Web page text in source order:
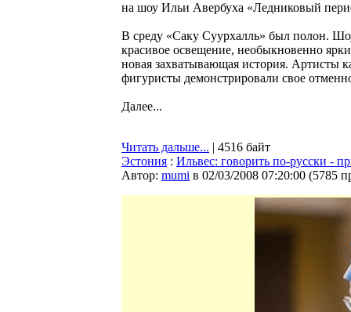
на шоу Ильи Авербуха «Ледниковый
В среду «Саку Суурхалль» был полон.
красивое освещение, необыкновенно
новая захватывающая история. Артисты
фигуристы демонстрировали свое
Далее...
Читать дальше... | 4516 байт
Эстония : Ильвес: говорить по-русски -
Автор: mumi в 02/03/2008 07:20:00 (5785